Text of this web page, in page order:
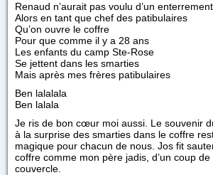
Renaud n’aurait pas voulu d’un
Alors en tant que chef des patibulaires
Qu’on ouvre le coffre
Pour que comme il y a 28 ans
Les enfants du camp Ste-Rose
Se jettent dans les smarties
Mais après mes frères patibulaires
Ben lalalala
Ben lalala
Je ris de bon cœur moi aussi. Le souvenir
à la surprise des smarties dans le coffre
magique pour chacun de nous. Jos fit
coffre comme mon père jadis, d’un coup
couvercle.